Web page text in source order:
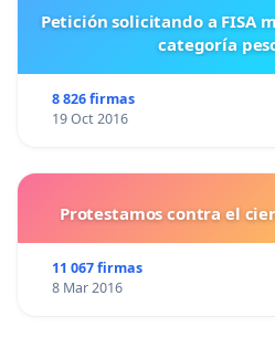
Petición solicitando a FISA mantener el remo de la
categoría
8 826 firmas
19 Oct 2016
Protestamos contra el
11 067 firmas
8 Mar 2016